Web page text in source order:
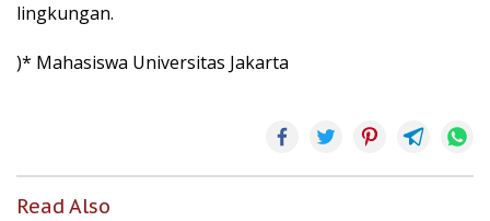
lingkungan.
)* Mahasiswa Universitas Jakarta
Read Also